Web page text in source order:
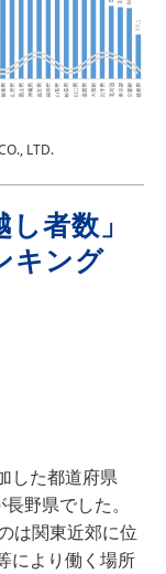
LTD.
者数」
キング
した都道府県
野県でした。
は関東近郊に位
により働く場所